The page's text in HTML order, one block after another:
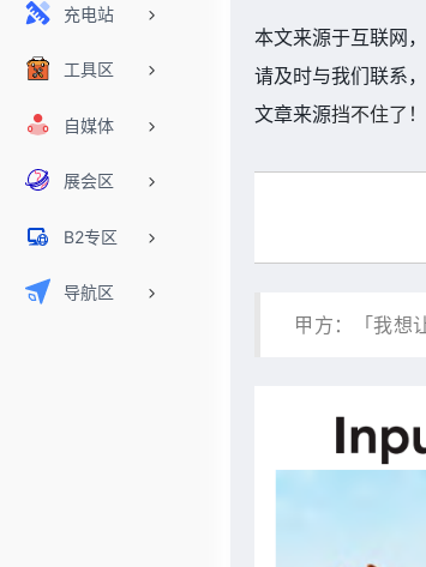
充电站
工具区
自媒体
展会区
B2专区
导航区
本文来源于互联网
请及时与我们联系
文章来源挡不住了
甲方：「我想